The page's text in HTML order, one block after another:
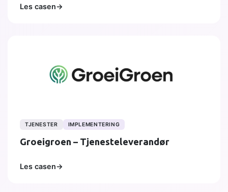
Les casen→
TJENESTER IMPLEMENTERING
Groeigroen – Tjenesteleverandør
Les casen→